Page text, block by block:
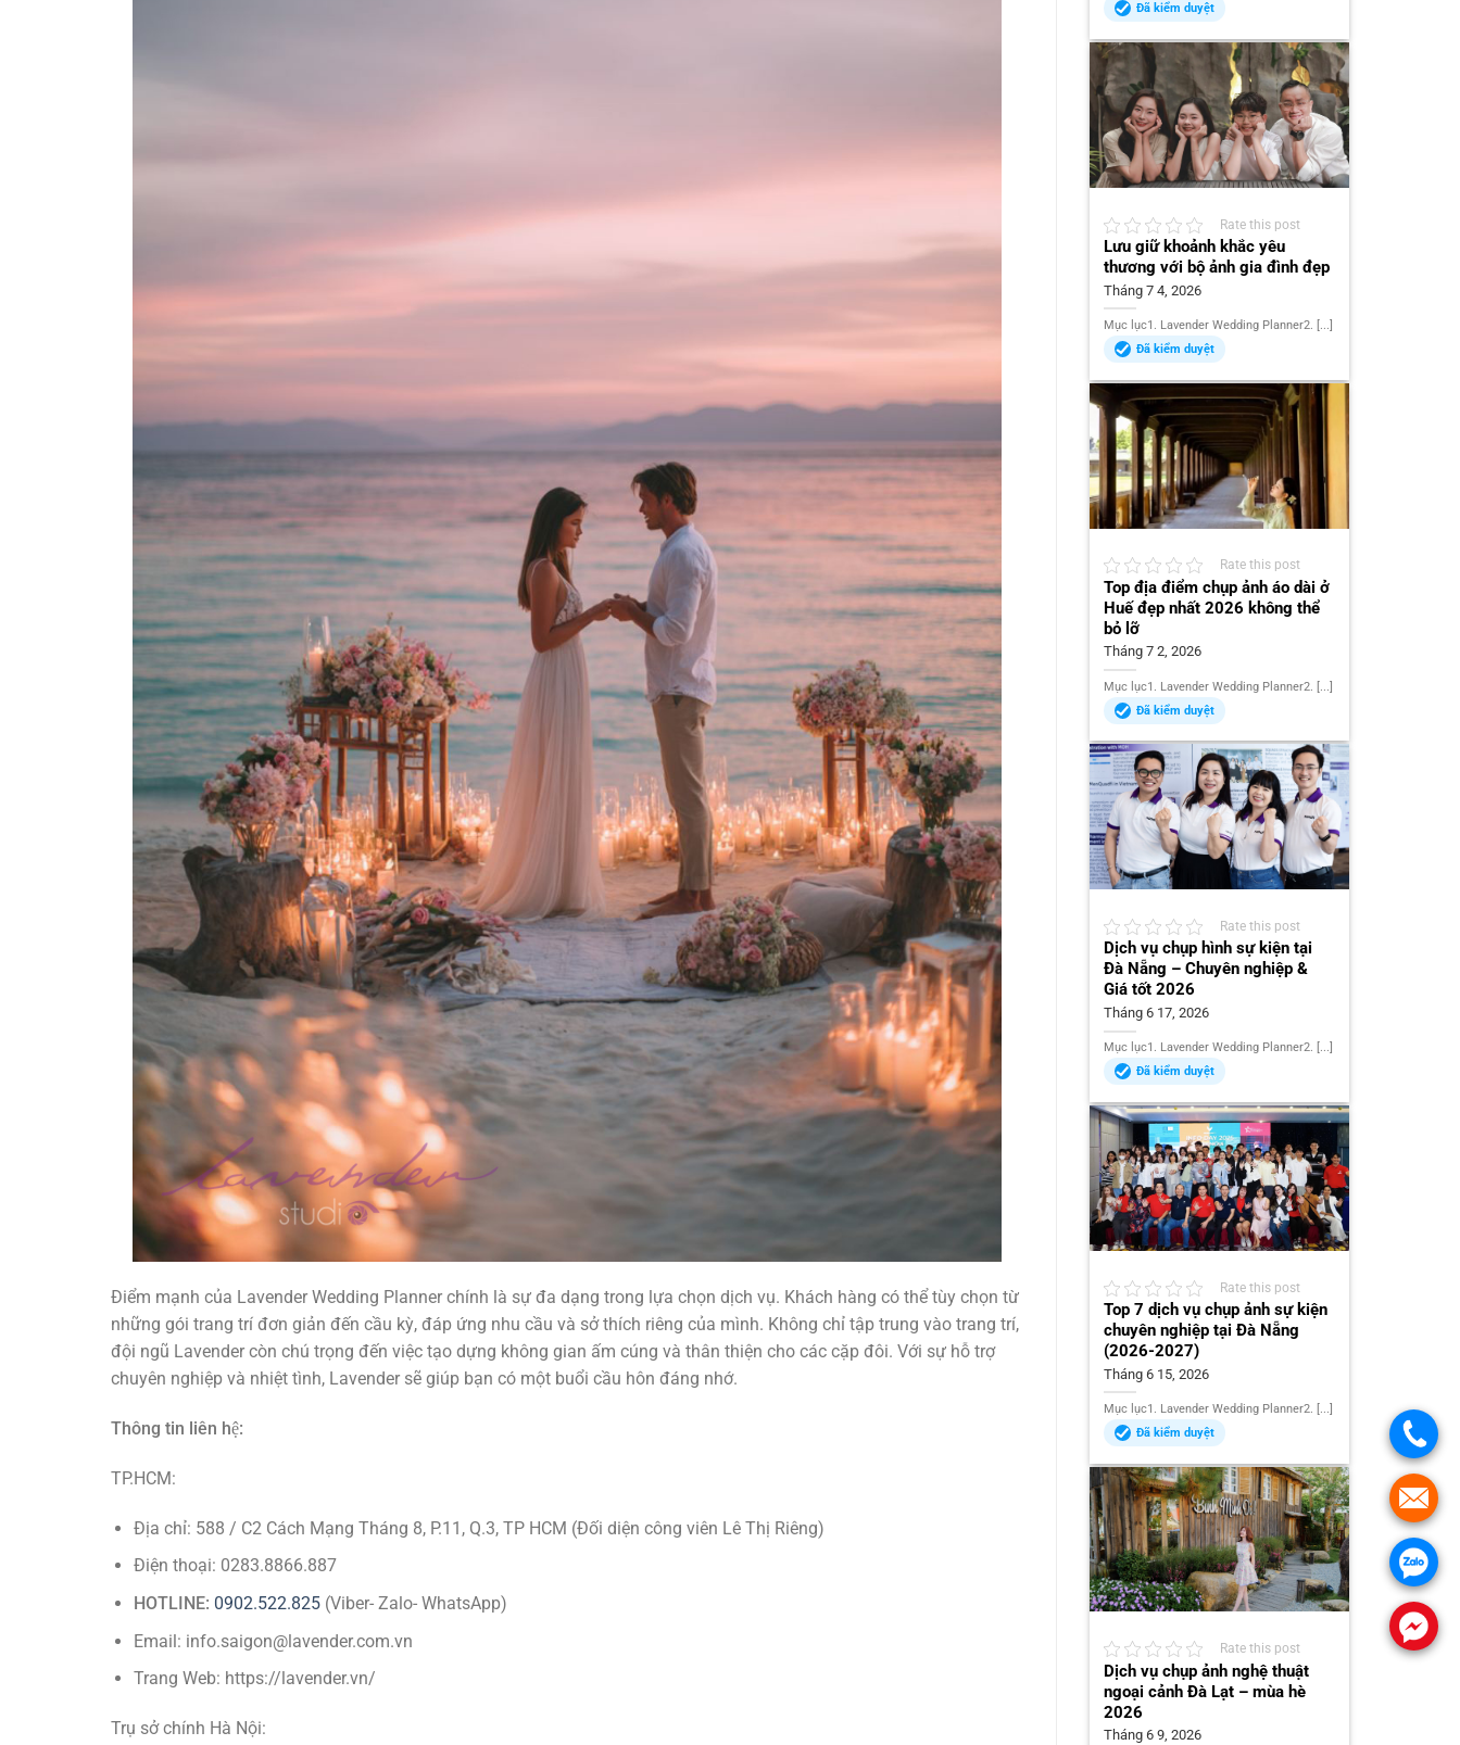
Điểm mạnh của Lavender Wedding Planner chính là sự đa dạng trong lựa chọn dịch vụ. Khách hàng có thể tùy chọn từ
những gói trang trí đơn giản đến cầu kỳ, đáp ứng nhu cầu và sở thích riêng của mình. Không chỉ tập trung vào trang trí,
đội ngũ Lavender còn chú trọng đến việc tạo dựng không gian ấm cúng và thân thiện cho các cặp đôi. Với sự hỗ trợ
chuyên nghiệp và nhiệt tình, Lavender sẽ giúp bạn có một buổi cầu hôn đáng nhớ.
Thông tin liên hệ:
TP.HCM:
Địa chỉ: 588 / C2 Cách Mạng Tháng 8, P.11, Q.3, TP HCM (Đối diện công viên Lê Thị Riêng)
Điện thoại: 0283.8866.887
HOTLINE: 0902.522.825(Viber- Zalo- WhatsApp)
Email: info.saigon@lavender.com.vn
Trang Web: https://lavender.vn/
Trụ sở chính Hà Nội:
Đã kiểm duyệt
Rate this post
Lưu giữ khoảnh khắc yêu
thương với bộ ảnh gia đình đẹp
Tháng 7 4, 2026
Mục lục1. Lavender Wedding Planner2. [...]
Đã kiểm duyệt
Rate this post
Top địa điểm chụp ảnh áo dài ở
Huế đẹp nhất 2026 không thể
bỏ lỡ
Tháng 7 2, 2026
Mục lục1. Lavender Wedding Planner2. [...]
Đã kiểm duyệt
Rate this post
Dịch vụ chụp hình sự kiện tại
Đà Nẵng – Chuyên nghiệp &
Giá tốt 2026
Tháng 6 17, 2026
Mục lục1. Lavender Wedding Planner2. [...]
Đã kiểm duyệt
Rate this post
Top 7 dịch vụ chụp ảnh sự kiện
chuyên nghiệp tại Đà Nẵng
(2026-2027)
Tháng 6 15, 2026
Mục lục1. Lavender Wedding Planner2. [...]
Đã kiểm duyệt
Rate this post
Dịch vụ chụp ảnh nghệ thuật
ngoại cảnh Đà Lạt – mùa hè
2026
Tháng 6 9, 2026